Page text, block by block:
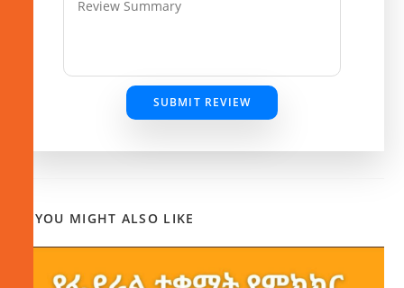
SUBMIT REVIEW
YOU MIGHT ALSO LIKE